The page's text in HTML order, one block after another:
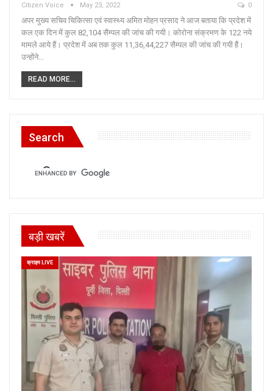
Citizen Voice May 23, 2022 0
अपर मुख्य सचिव चिकित्सा एवं स्वास्थ्य अमित मोहन प्रसाद ने आज बताया कि प्रदेश में
कल एक दिन में कुल 82,104 सैम्पल की जांच की गयी। कोरोना संक्रमण के 122 नये
मामले आये हैं। प्रदेश में अब तक कुल 11,36,44,227 सैम्पल की जांच की गयी हैं।
उन्होंने…
READ MORE...
Search
बड़ी खबरें
क्राइम LIVE